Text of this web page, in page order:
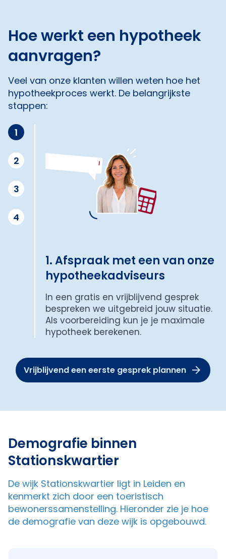
Hoe werkt een hypotheek
aanvragen?
Veel van onze klanten willen weten hoe het
hypotheekproces werkt. De belangrijkste
stappen:
1
2
3
4
1. Afspraak met een van onze
hypotheekadviseurs
In een gratis en vrijblijvend gesprek
bespreken we uitgebreid jouw situatie.
Als voorbereiding kun je je maximale
hypotheek berekenen.
Vrijblijvend een eerste gesprek plannen
Demografie binnen
Stationskwartier
De wijk Stationskwartier ligt in Leiden en
kenmerkt zich door een toeristisch
bewonerssamenstelling. Hieronder zie je hoe
de demografie van deze wijk is opgebouwd.